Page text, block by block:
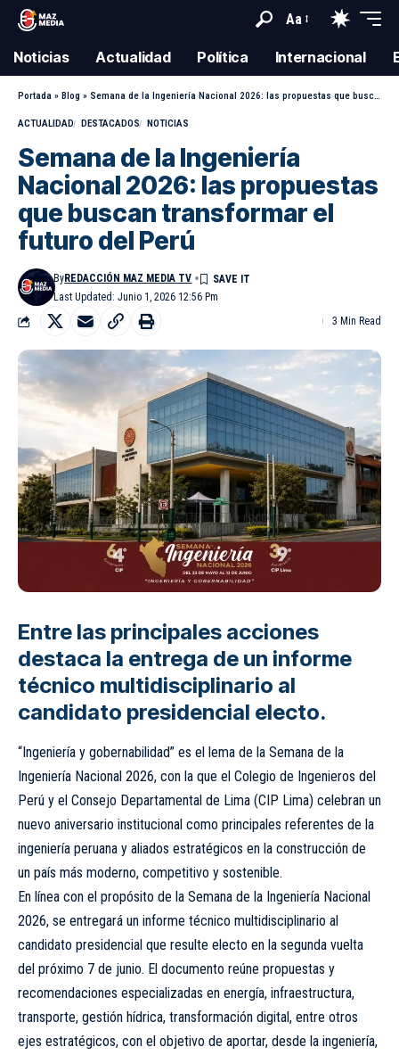
Aa
Noticias Actualidad Política Internacional
Portada » Blog » Semana de la Ingeniería Nacional 2026: las propuestas que buscan transformar el futuro del Perú
ACTUALIDAD DESTACADOS NOTICIAS
Semana de la Ingeniería
Nacional 2026: las propuestas
que buscan transformar el
futuro del Perú
Last Updated: Junio 1, 2026 12:56 Pm
ByREDACCIÓN MAZ MEDIA TV
3 Min Read
Entre las principales acciones
destaca la entrega de un informe
técnico multidisciplinario al
candidato presidencial electo.
“Ingeniería y gobernabilidad” es el lema de la Semana de la
Ingeniería Nacional 2026, con la que el Colegio de Ingenieros del
Perú y el Consejo Departamental de Lima (CIP Lima) celebran un
nuevo aniversario institucional como principales referentes de la
ingeniería peruana y aliados estratégicos en la construcción de
un país más moderno, competitivo y sostenible.
En línea con el propósito de la Semana de la Ingeniería Nacional
2026, se entregará un informe técnico multidisciplinario al
candidato presidencial que resulte electo en la segunda vuelta
del próximo 7 de junio. El documento reúne propuestas y
recomendaciones especializadas en energía, infraestructura,
transporte, gestión hídrica, transformación digital, entre otros
ejes estratégicos, con el objetivo de aportar, desde la ingeniería,